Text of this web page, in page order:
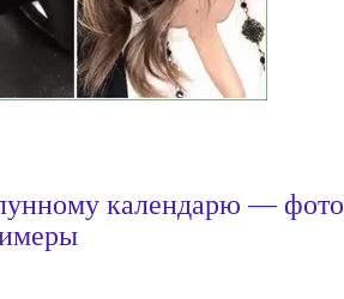
календарю — фото